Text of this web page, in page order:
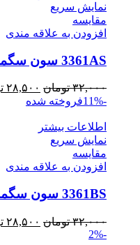
نمایش سریع
مقايسه
افزودن به علاقه مندی
3361AS سون سگمنت قرمز کاتد مشترک 3 رقم
۳۲,۰۰۰ تومان قیمت
اصلی
۲۸,۵۰۰
-11% فروخته شده
اطلاعات بیشتر
نمایش سریع
مقايسه
افزودن به علاقه مندی
3361BS سون سگمنت قرمز آند مشترک 3 رقم
۳۲,۰۰۰ تومان قیمت
۲۸,۵۰۰
-2%